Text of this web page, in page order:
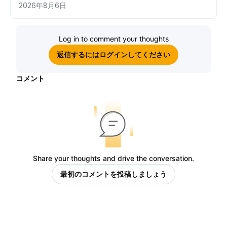
2026年8月6日
Log in to comment your thoughts
返信するにはログインしてください
コメント
Share your thoughts and drive the conversation.
最初のコメントを投稿しましょう